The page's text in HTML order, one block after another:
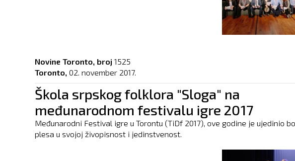
Novine Toronto, broj 1525
Toronto, 02. november 2017.
Škola srpskog folklora "Sloga" na
međunarodnom festivalu igre 2017
Međunarodni Festival igre u Torontu (TiDf 2017), ove godine je ujedinio
plesa u svojoj živopisnost i jedinstvenost.